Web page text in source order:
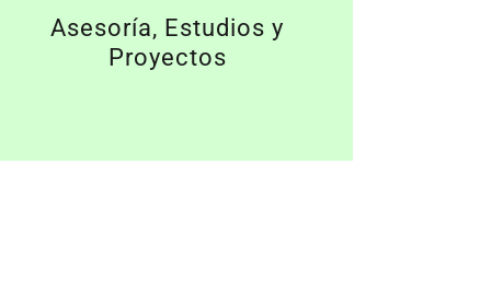
Asesoría, Estudios y
Proyectos